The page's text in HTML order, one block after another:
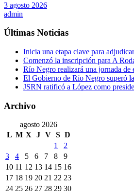
3 agosto 2026
admin
Últimas Noticias
Inicia una etapa clave para
Comenzó la inscripción para A
Río Negro realizará una jornada de
El Gobierno de Río Negro superó
JSRN ratificó a López como
Archivo
agosto 2026
L M X J V S D
1
2
3
4 5 6 7 8
9
10 11 12 13 14 15 16
17 18 19 20 21 22 23
24 25 26 27 28 29 30